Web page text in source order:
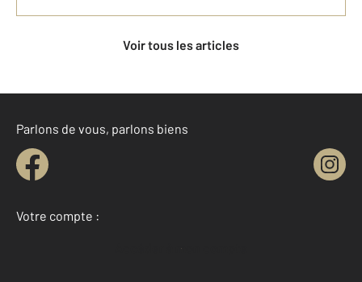
Voir tous les articles
Parlons de vous, parlons biens
Votre compte :
Accéder à mon compte